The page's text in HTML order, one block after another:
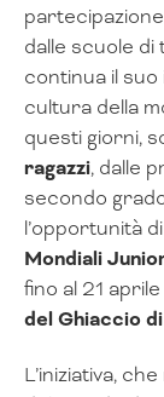
dalle scuole
continua il
cultura della
questi giorni,
ragazzi, dalle
secondo
l’opportunità
Mondiali
fino al 21
del Ghiaccio
L’iniziativa,